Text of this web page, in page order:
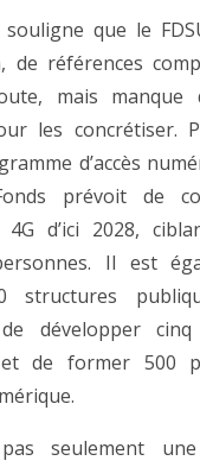
que le
de références
mais manque
les concrétiser.
d’accès
prévoit de
d’ici 2028,
Il est
structures
de développer
et de former 500
seulement